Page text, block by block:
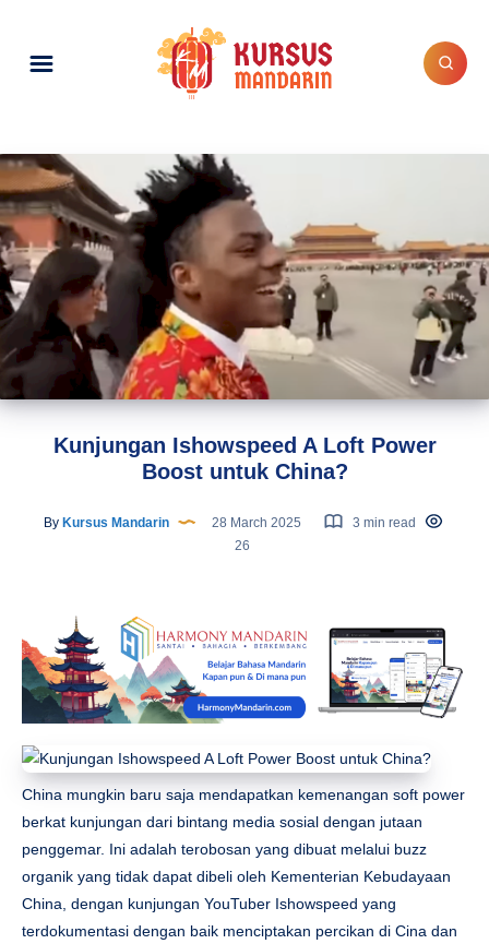
Kunjungan Ishowspeed A Loft Power
Boost untuk China?
By Kursus Mandarin 28 March 2025
3 min read
26
China mungkin baru saja mendapatkan kemenangan soft power
berkat kunjungan dari bintang media sosial dengan jutaan
penggemar. Ini adalah terobosan yang dibuat melalui buzz
organik yang tidak dapat dibeli oleh Kementerian Kebudayaan
China, dengan kunjungan YouTuber Ishowspeed yang
terdokumentasi dengan baik menciptakan percikan di Cina dan